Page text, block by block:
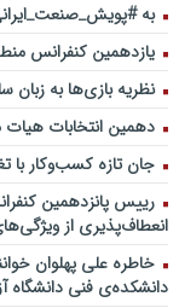
به
یازدهمین کنفرانس منطق فازی
نظریه بازی‌ها به زبان
دهمین انتخابات هیات
جان تازه کسب‌وکار با
رییس پانزدهمین
انعطاف‌پذیری از
خاطره علی پهلوان
دانشکده‌ی فنی دانشگاه